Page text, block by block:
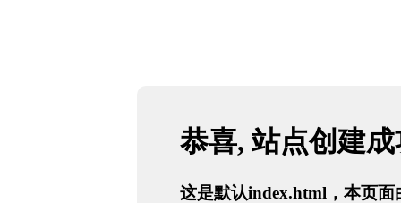
恭喜, 站点创建
这是默认index.html，本页面